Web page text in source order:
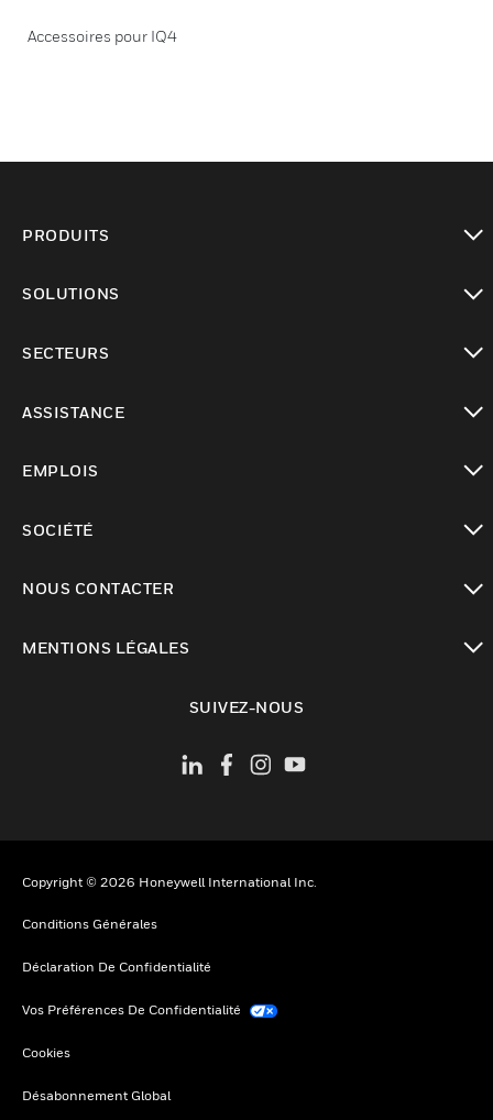
Accessoires pour IQ4
PRODUITS
SOLUTIONS
SECTEURS
ASSISTANCE
EMPLOIS
SOCIÉTÉ
NOUS CONTACTER
MENTIONS LÉGALES
SUIVEZ-NOUS
Copyright © 2026 Honeywell International Inc.
Conditions Générales
Déclaration De Confidentialité
Vos Préférences De Confidentialité
Cookies
Désabonnement Global